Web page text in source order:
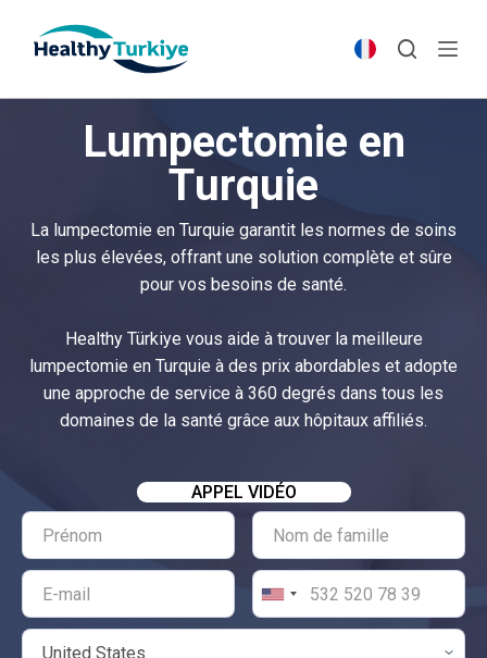
p
Lumpectomie en
Turquie
La lumpectomie en Turquie garantit les normes de soins
les plus élevées, offrant une solution complète et sûre
pour vos besoins de santé.
Healthy Türkiye vous aide à trouver la meilleure
lumpectomie en Turquie à des prix abordables et adopte
une approche de service à 360 degrés dans tous les
domaines de la santé grâce aux hôpitaux affiliés.
APPEL VIDÉO